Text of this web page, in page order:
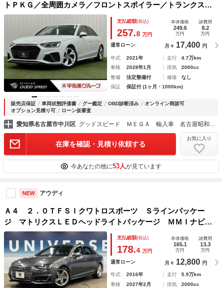
トＰＫＧ／全周囲カメラ／フロントスポイラー／トランクスポ
イラー／車高調／フルセグＴＶ／シートヒーター／ワイヤレス
充電／パーキングアシスト／クリアランスソナー／ドライブレ
コーダ
支払総額(税込)
257.8 万円
本体価格
249.6
万円
諸費用
8.2
万円
通常ローン 月々 17,400 円
年式 2021年 走行
4.7万km
車検
2028年1月 排気
2000cc
整備
法定整備付 修復
なし
保証
保証付 (1ヶ月・1000km)
販売店保証 車両状態評価書 グー鑑定 OBD診断済み
オンライン商談可
オプション見積り可
ローン仮審査
愛知県名古屋市中川区 グッドスピード ＭＥＧＡ 輸入車 名古屋昭和橋店
在庫を確認・見積り依頼する
お気に入り
今あなたの他に53人が見ています
NEW アウディ
Ａ４ ２．０ＴＦＳＩクワトロスポーツ Ｓラインパッケー
ジ マトリクスＬＥＤヘッドライトパッケージ ＭＭＩナビ
アダプティブクルーズコントロール リアビューカメラ アド
バンスドキー ハーフレザーシート シートヒーター パワー
シート 純正１８インチアルミ ＥＴＣ
支払総額(税込)
178.4 万円
本体価格
165.1
万円
諸費用
13.3
万円
通常ローン 月々 12,800 円
年式 2016年 走行
5.9万km
車検
2027年2月 排気
2000cc